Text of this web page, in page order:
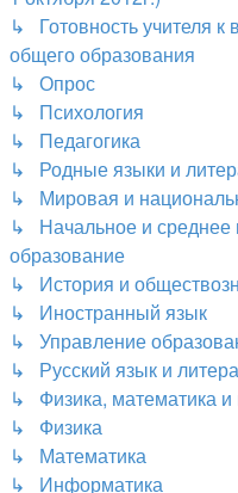
↳ Готовность учителя
общего образования
↳ Опрос
↳ Психология
↳ Педагогика
↳ Родные языки и
↳ Мировая и
↳ Начальное и среднее
образование
↳ История и
↳ Иностранный язык
↳ Управление
↳ Русский язык и
↳ Физика, математика
↳ Физика
↳ Математика
↳ Информатика